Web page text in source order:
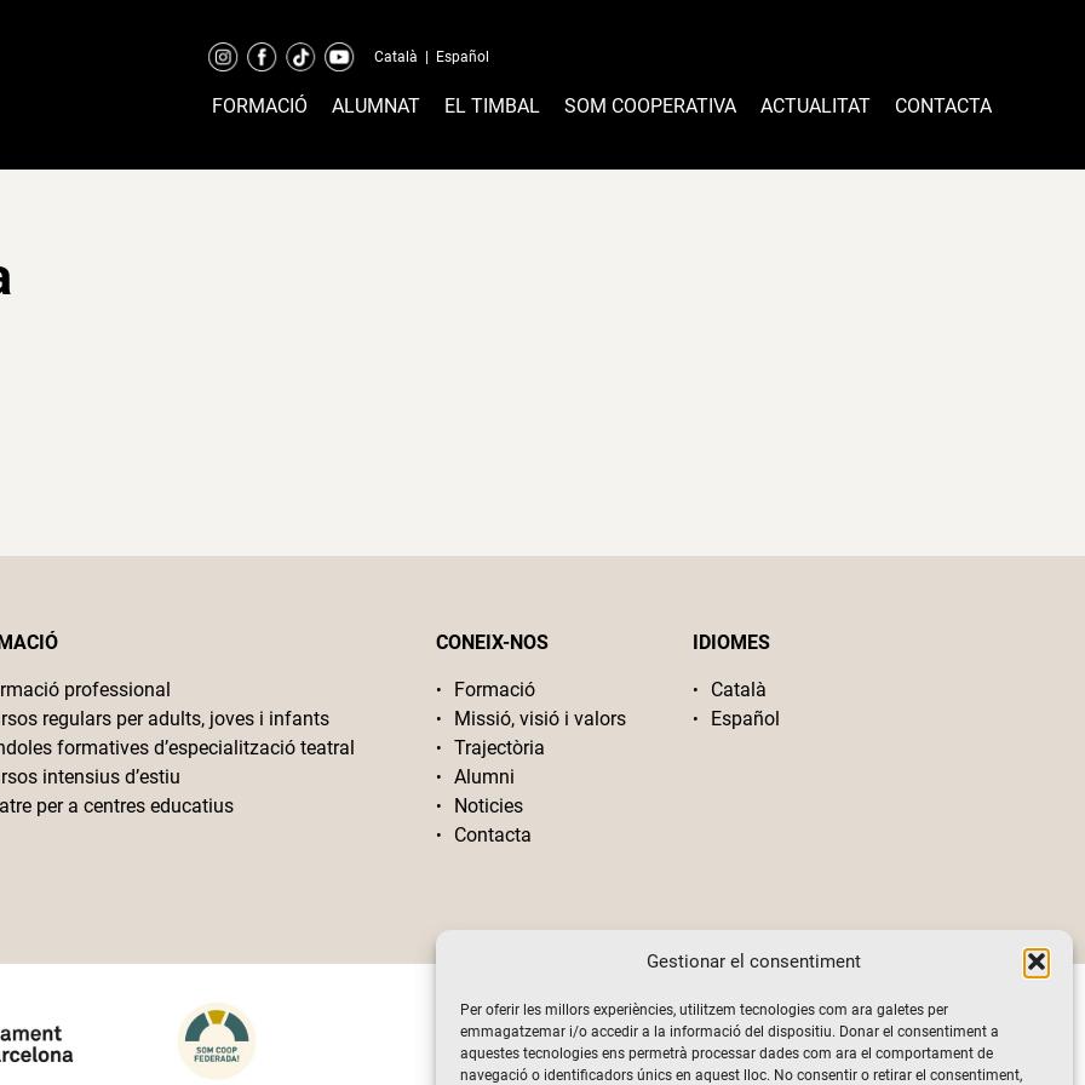
Gestionar el consentiment
Per oferir les millors experiències, utilitzem tecnologies com ara galetes per
emmagatzemar i/o accedir a la informació del dispositiu. Donar el consentiment a
aquestes tecnologies ens permetrà processar dades com ara el comportament de
navegació o identificadors únics en aquest lloc. No consentir o retirar el consentiment,
Català Español
FORMACIÓ ALUMNAT EL TIMBAL SOM COOPERATIVA ACTUALITAT CONTACTA
professional
regulars per adults, joves i infants
formatives d’especialització teatral
intensius d’estiu
per a centres educatius
CONEIX-NOS
Formació
Missió, visió i valors
Trajectòria
Alumni
Noticies
Contacta
IDIOMES
Català
Español